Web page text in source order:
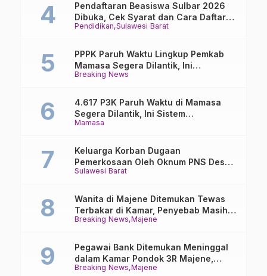
Pendidikan Sulawesi Barat
Pendaftaran Beasiswa Sulbar 2026
Dibuka, Cek Syarat dan Cara Daftar
Online
Breaking News
PPPK Paruh Waktu Lingkup Pemkab
Mamasa Segera Dilantik, Ini
Jadwalnya!
Mamasa
4.617 P3K Paruh Waktu di Mamasa
Segera Dilantik, Ini Sistem
Penggajiannya!
Sulawesi Barat
Keluarga Korban Dugaan
Pemerkosaan Oleh Oknum PNS Desak
Transparansi Kejari Mamasa
Breaking News Majene
Wanita di Majene Ditemukan Tewas
Terbakar di Kamar, Penyebab Masih
Misterius
Breaking News Majene
Pegawai Bank Ditemukan Meninggal
dalam Kamar Pondok 3R Majene,
Polisi Lakukan Penyelidikan